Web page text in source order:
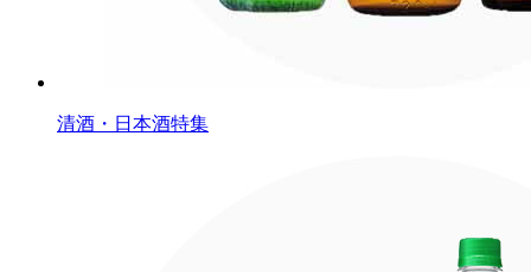
清酒・日本酒特集